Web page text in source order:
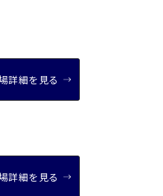
詳細を見る
詳細を見る